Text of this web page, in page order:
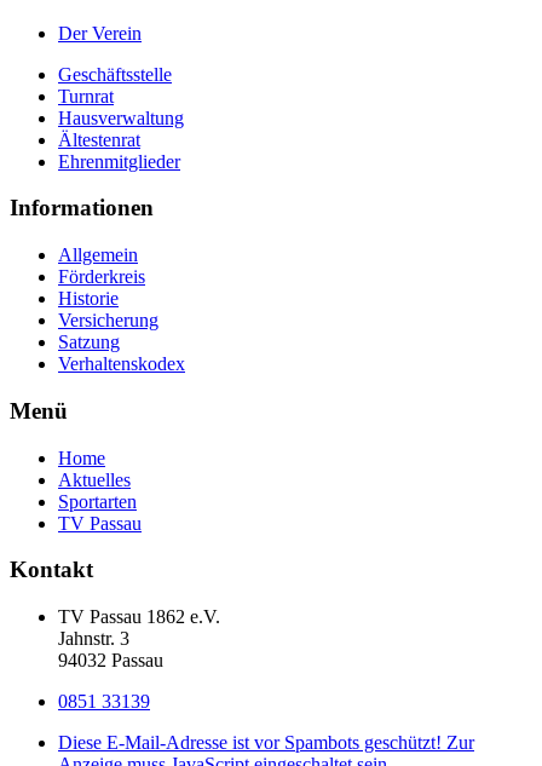
Der Verein
Geschäftsstelle
Turnrat
Hausverwaltung
Ältestenrat
Ehrenmitglieder
Informationen
Allgemein
Förderkreis
Historie
Versicherung
Satzung
Verhaltenskodex
Menü
Home
Aktuelles
Sportarten
TV Passau
Kontakt
TV Passau 1862 e.V.
Jahnstr. 3
94032 Passau
0851 33139
Diese E-Mail-Adresse ist vor Spambots geschützt! Zur